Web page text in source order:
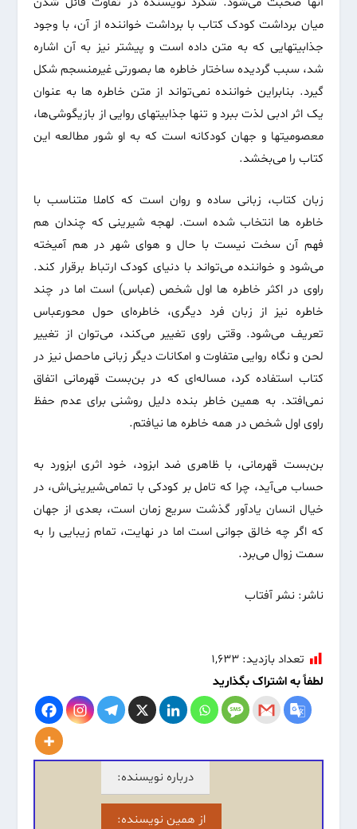
میان برداشت کودک کتاب با برداشت خواننده از آن، با وجود
جذابیتهایی که به متن داده است و پیشتر نیز به آن اشاره
شد، سبب گردیده ساختار خاطره ها بصورتی غیرمنسجم شکل
گیرد. بنابراین خواننده نمی‌تواند از متن خاطره ها به عنوان
یک اثر ادبی لذت ببرد و تنها جذابیتهای روایی از بازیگوشی‌ها،
معصومیتها و جهان کودکانه است که به او شور مطالعه این
کتاب را می‌بخشد.
زبان کتاب، زبانی ساده و روان است که کاملا متناسب با
خاطره ها انتخاب شده است. لهجه شیرینی که چندان هم
فهم آن سخت نیست با حال و هوای شهر در هم آمیخته
می‌شود و خواننده می‌تواند با دنیای کودک ارتباط برقرار کند.
راوی در اکثر خاطره ها اول شخص (عباس) است اما در چند
خاطره نیز از زبان فرد دیگری، خاطره‌ای حول محورعباس
تعریف می‌شود. وقتی راوی تغییر می‌کند، می‌توان از تغییر
لحن و نگاه روایی متفاوت و امکانات دیگر زبانی ماحصل نیز در
کتاب استفاده کرد، مساله‌ای که در بن‌بست قهرمانی اتفاق
نمی‌افتد. به همین خاطر بنده دلیل روشنی برای عدم حفظ
راوی اول شخص در همه خاطره ها نیافتم.
بن‌بست قهرمانی، با ظاهری ضد ابزود، خود اثری ابزورد به
حساب می‌آید، چرا که تامل بر کودکی با تمامی‌شیرینی‌اش، در
خیال انسان یادآور گذشت سریع زمان است، بعدی از جهان
که اگر چه خالق جوانی است اما در نهایت، تمام زیبایی را به
سمت زوال می‌برد.
ناشر: نشر آفتاب
تعداد بازدید: ۱,۶۳۳
لطفاً به اشتراک بگذارید
درباره نویسنده:
از همین نویسنده: